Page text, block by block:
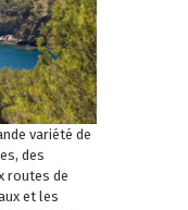
variété de
des
routes de
et les